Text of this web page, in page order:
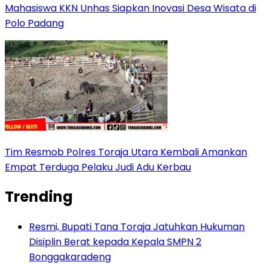
Mahasiswa KKN Unhas Siapkan Inovasi Desa Wisata di
Polo Padang
Tim Resmob Polres Toraja Utara Kembali Amankan
Empat Terduga Pelaku Judi Adu Kerbau
Trending
Resmi, Bupati Tana Toraja Jatuhkan Hukuman
Disiplin Berat kepada Kepala SMPN 2
Bonggakaradeng